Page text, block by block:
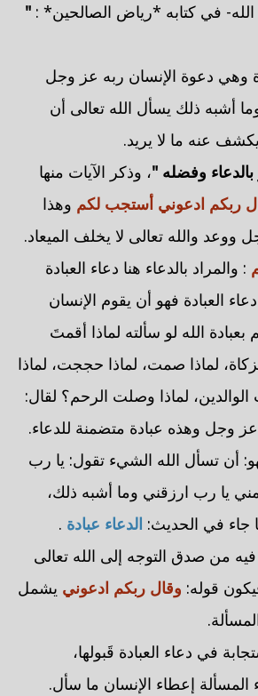
في كتابه *رياض الصالحين* : "
وهي دعوة الإنسان ربه عز وجل
أشبه ذلك يسأل الله تعالى أن
عنه ما لا يريد.
وفضله "، وذكر الآيات منها
ربكم ادعوني أستجب لكم وهذا
والله تعالى لا يخلف الميعاد.
: والمراد بالدعاء هنا دعاء العبادة
العبادة فهو أن يقوم الإنسان
بعبادة الله لو سألته لماذا أقمتَ
لماذا صمت، لماذا حججت، لماذا
لماذا وصلت الرحم؟ لقال:
عز وجل وهذه عبادة متضمنة للدعاء.
أن تسأل الله الشيء تقول: يا رب
يا رب ارزقني وما أشبه ذلك،
جاء في الحديث: الدعاء عبادة .
فيه من صدق التوجه إلى الله تعالى
قوله: وقال ربكم ادعوني يشمل
في دعاء العبادة قَبولها،
المسألة إعطاء الإنسان ما سأل.